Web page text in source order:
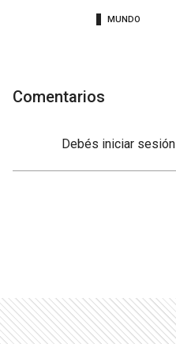
MUNDO
Comentarios
Debés iniciar sesión